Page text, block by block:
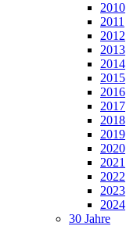
2010
2011
2012
2013
2014
2015
2016
2017
2018
2019
2020
2021
2022
2023
2024
30 Jahre